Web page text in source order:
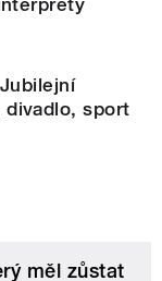
divadlo, sport
měl zůstat